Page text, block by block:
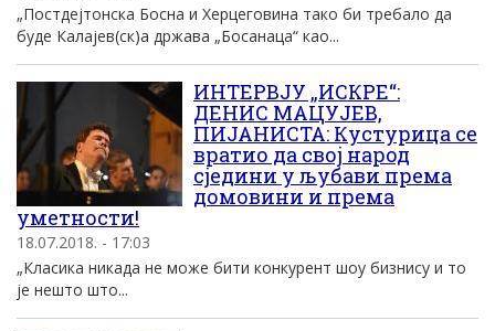
„Постдејтонска Босна и Херцеговина тако би требало да
буде Калајев(ск)а држава „Босанаца“ као...
ИНТЕРВЈУ „ИСКРЕ“:
ДЕНИС МАЦУЈЕВ,
ПИЈАНИСТА: Кустурица се
вратио да свој народ
сједини у љубави према
домовини и према
уметности!
18.07.2018. - 17:03
„Класика никада не може бити конкурент шоу бизнису и то
је нешто што...